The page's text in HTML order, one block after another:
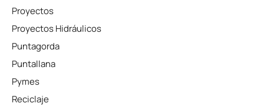
Proyectos
Proyectos Hidráulicos
Puntagorda
Puntallana
Pymes
Reciclaje